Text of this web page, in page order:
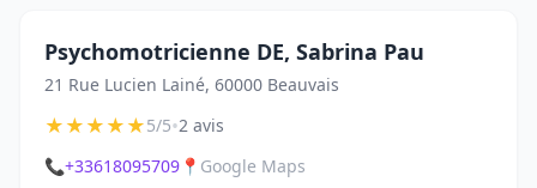
Psychomotricienne DE, Sabrina Pau
21 Rue Lucien Lainé, 60000 Beauvais
★★★★★5/5•2 avis
📞+33618095709 📍 Google Maps